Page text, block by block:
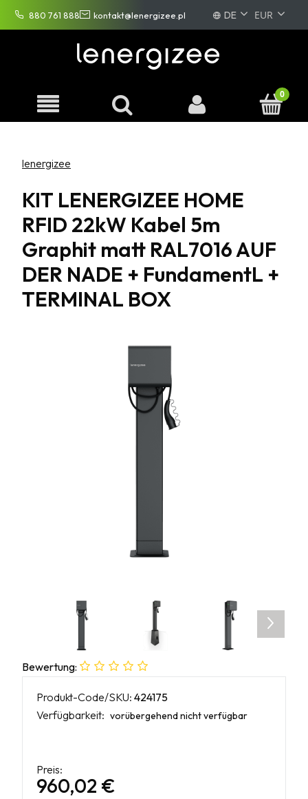
880 761 888 kontakt@lenergizee.pl DE
lenergizee
KIT LENERGIZEE HOME
RFID 22kW Kabel 5m
Graphit matt RAL7016 AUF
DER NADE + FundamentL +
TERMINAL BOX
Bewertung:
Produkt-Code/SKU: 424175
Verfügbarkeit: vorübergehend nicht verfügbar
Preis:
960,02 €